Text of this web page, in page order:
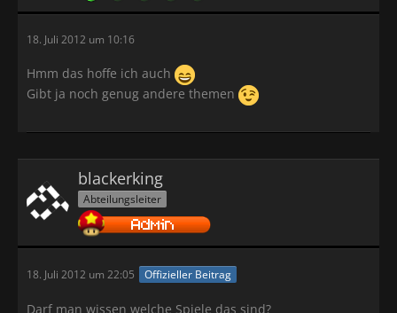
18. Juli 2012 um 10:16
Hmm das hoffe ich auch
Gibt ja noch genug andere themen
blackerking
Abteilungsleiter
18. Juli 2012 um 22:05 Offizieller Beitrag
Darf man wissen welche Spiele das sind?